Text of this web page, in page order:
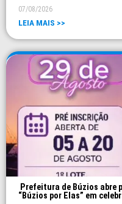
07/08/2026
LEIA MAIS >>
Prefeitura de Búzios abre
“Búzios por Elas” em